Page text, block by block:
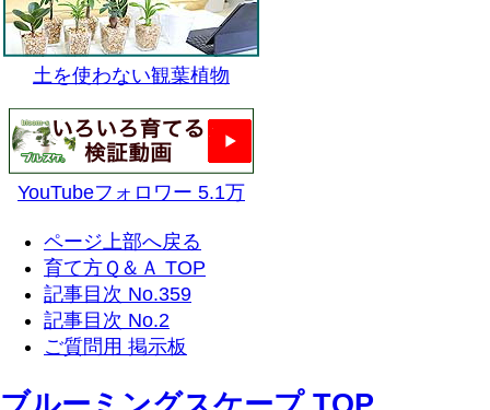
土を使わない観葉植物
YouTubeフォロワー 5.1万
ページ上部へ戻る
育て方Ｑ＆Ａ TOP
記事目次 No.359
記事目次 No.2
ご質問用 掲示板